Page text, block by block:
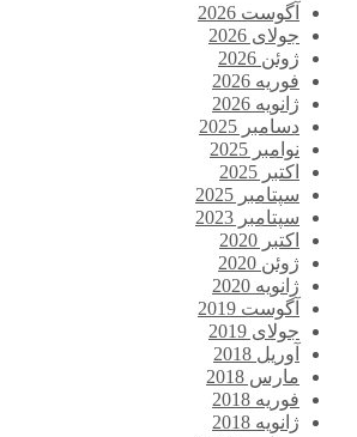
آگوست 2026
جولای 2026
ژوئن 2026
فوریه 2026
ژانویه 2026
دسامبر 2025
نوامبر 2025
اکتبر 2025
سپتامبر 2025
سپتامبر 2023
اکتبر 2020
ژوئن 2020
ژانویه 2020
آگوست 2019
جولای 2019
آوریل 2018
مارس 2018
فوریه 2018
ژانویه 2018